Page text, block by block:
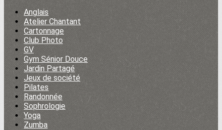
Anglais
Atelier Chantant
Cartonnage
Club Photo
GV
Gym Sénior Douce
Jardin Partagé
Jeux de société
Pilates
Randonnée
Sophrologie
Yoga
Zumba